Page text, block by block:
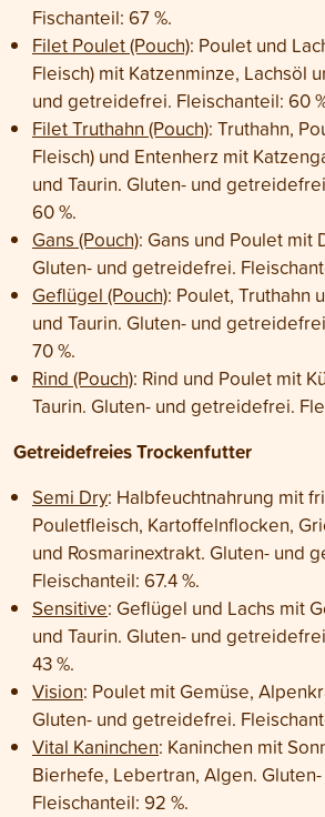
Fischanteil: 67 %.
Filet Poulet (Pouch): Poulet und
Fleisch) mit Katzenminze, Lachsöl
und getreidefrei. Fleischanteil: 60
Filet Truthahn (Pouch): Truthahn,
Fleisch) und Entenherz mit
und Taurin. Gluten- und
60 %.
Gans (Pouch): Gans und Poulet mit
Gluten- und getreidefrei.
Geflügel (Pouch): Poulet, Truthahn
und Taurin. Gluten- und
70 %.
Rind (Pouch): Rind und Poulet mit
Taurin. Gluten- und getreidefrei.
Getreidefreies Trockenfutter
Semi Dry: Halbfeuchtnahrung mit
Pouletfleisch, Kartoffelnflocken,
und Rosmarinextrakt. Gluten- und
Fleischanteil: 67.4 %.
Sensitive: Geflügel und Lachs mit
und Taurin. Gluten- und
43 %.
Vision: Poulet mit Gemüse,
Gluten- und getreidefrei.
Vital Kaninchen: Kaninchen mit
Bierhefe, Lebertran, Algen.
Fleischanteil: 92 %.